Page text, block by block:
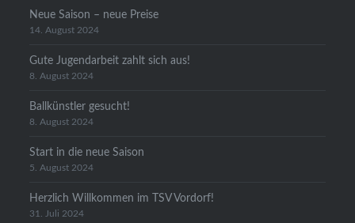
Neue Saison – neue Preise
14. August 2024
Gute Jugendarbeit zahlt sich aus!
8. August 2024
Ballkünstler gesucht!
8. August 2024
Start in die neue Saison
5. August 2024
Herzlich Willkommen im TSV Vordorf!
31. Juli 2024